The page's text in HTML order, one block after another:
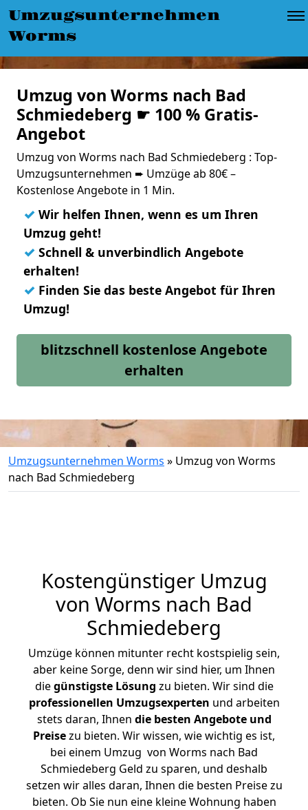
Umzugsunternehmen
Worms
Umzug von Worms nach Bad
Schmiedeberg ☛ 100 % Gratis-
Angebot
Umzug von Worms nach Bad Schmiedeberg : Top-
Umzugsunternehmen ➨ Umzüge ab 80€ –
Kostenlose Angebote in 1 Min.
✓ Wir helfen Ihnen, wenn es um Ihren
Umzug geht!
✓ Schnell & unverbindlich Angebote
erhalten!
✓ Finden Sie das beste Angebot für Ihren
Umzug!
blitzschnell kostenlose Angebote
erhalten
Umzugsunternehmen Worms » Umzug von Worms
nach Bad Schmiedeberg
Kostengünstiger Umzug
von Worms nach Bad
Schmiedeberg
Umzüge können mitunter recht kostspielig sein,
aber keine Sorge, denn wir sind hier, um Ihnen
diegünstigste Lösung zu bieten. Wir sind die
professionellen Umzugsexperten und arbeiten
stets daran, Ihnen die besten Angebote und
Preisezu bieten. Wir wissen, wie wichtig es ist,
bei einem Umzug von Worms nach Bad
Schmiedeberg Geld zu sparen, und deshalb
setzen wir alles daran, Ihnen die besten Preise zu
bieten. Ob Sie nun eine kleine Wohnung haben